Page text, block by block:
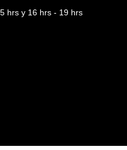
hrs y 16 hrs - 19 hrs